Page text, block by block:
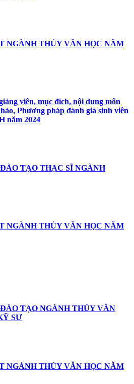
NGÀNH THỦY VĂN HỌC NĂM
viên, mục đích, nội dung môn
Phương pháp đánh giá sinh viên
năm 2024
TẠO THẠC SĨ NGÀNH
NGÀNH THỦY VĂN HỌC NĂM
TẠO NGÀNH THỦY VĂN
SƯ
NGÀNH THỦY VĂN HỌC NĂM